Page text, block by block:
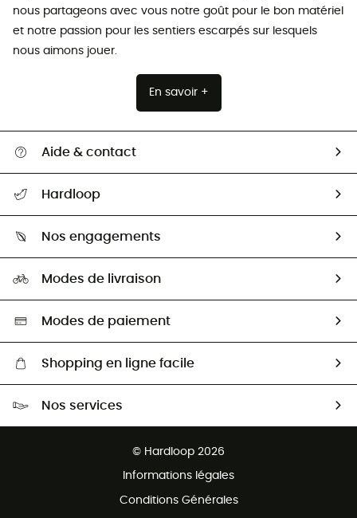
nous partageons avec vous notre goût pour le bon matériel
et notre passion pour les sentiers escarpés sur lesquels
nous aimons jouer.
En savoir +
Aide & contact
Retour & remboursement
Guide des tailles
Seconde Main
Aide & Contact
Hardloop
HardGuides
Nos engagements
Sélection éco-responsable
Modes de livraison
Modes de paiement
Shopping en ligne facile
Nos services
© Hardloop 2026
Informations légales
Conditions Générales